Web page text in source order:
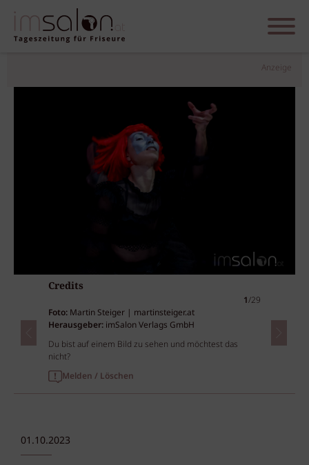
Anzeige
Credits
1/29
Foto: Martin Steiger | martinsteiger.at
Herausgeber: imSalon Verlags GmbH
Du bist auf einem Bild zu sehen und möchtest das
nicht?
Melden / Löschen
01.10.2023